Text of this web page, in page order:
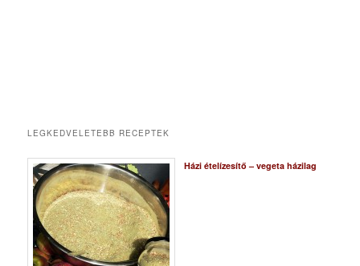
LEGKEDVELETEBB RECEPTEK
Házi ételízesítő – vegeta házilag